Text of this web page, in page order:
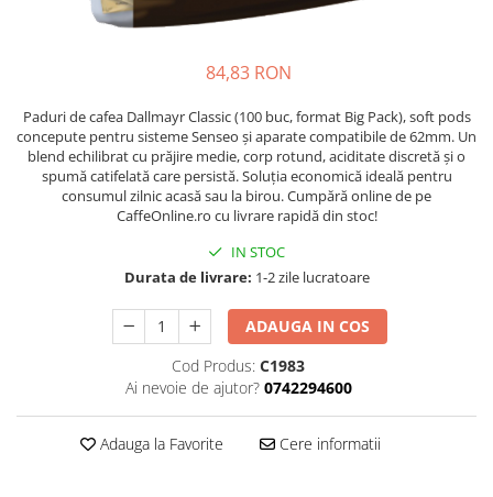
Consumabile
Lapte instant
Pliculete Zahar si Miere
Siropuri
Stabilizatoare tensiune
Piese schimb espressoare
Accesorii si intretinere
84,83 RON
Paduri de cafea Dallmayr Classic (100 buc, format Big Pack), soft pods
concepute pentru sisteme Senseo și aparate compatibile de 62mm. Un
blend echilibrat cu prăjire medie, corp rotund, aciditate discretă și o
spumă catifelată care persistă. Soluția economică ideală pentru
consumul zilnic acasă sau la birou. Cumpără online de pe
CaffeOnline.ro cu livrare rapidă din stoc!
IN STOC
Durata de livrare: 1-2 zile lucratoare
ADAUGA IN COS
Cod Produs: C1983
Ai nevoie de ajutor? 0742294600
Adauga la Favorite Cere informatii